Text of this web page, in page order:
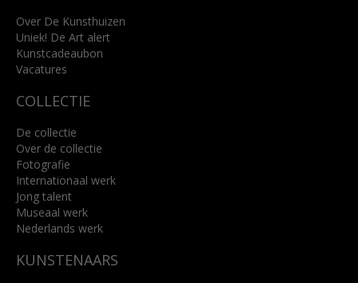
info@kunsthuisbreda.nl
Lees meer
Over De Kunsthuizen
Uniek! De Art alert
Kunstcadeaubon
Vacatures
COLLECTIE
De collectie
Over de collectie
Fotografie
Internationaal werk
Jong talent
Museaal werk
Nederlands werk
KUNSTENAARS